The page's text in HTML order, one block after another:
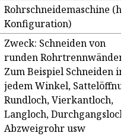
Rohrschneidemaschine
Konfiguration)
Zweck: Schneiden von
runden Rohrtrennwänden
Zum Beispiel Schneiden in
jedem Winkel,
Rundloch, Vierkantloch,
Langloch, Durchgangsloch,
Abzweigrohr usw